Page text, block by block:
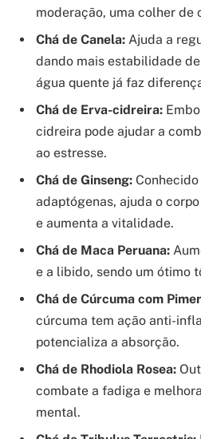
moderação, uma colher de
Chá de Canela: Ajuda a
dando mais estabilidade
água quente já faz
Chá de Erva-cidreira:
cidreira pode ajudar a
ao estresse.
Chá de Ginseng:
adaptógenas, ajuda o
e aumenta a vitalidade.
Chá de Maca Peruana:
e a libido, sendo um ótimo
Chá de Cúrcuma com
cúrcuma tem ação anti-
potencializa a absorção.
Chá de Rhodiola Rosea:
combate a fadiga e
mental.